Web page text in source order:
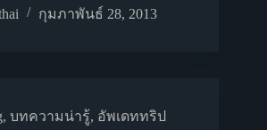
กุมภาพันธ์ 28, 2013
, บทความน่ารู้, อัพเดททริป